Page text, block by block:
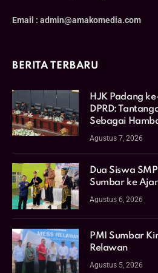
Email : admin@amakomedia.com
BERITA TERBARU
HJK Padang
DPRD:
Sebagai
Agustus 7, 2026
Dua Siswa
Sumbar ke
Agustus 6, 2026
PMI Sumbar
Relawan
Agustus 5, 2026